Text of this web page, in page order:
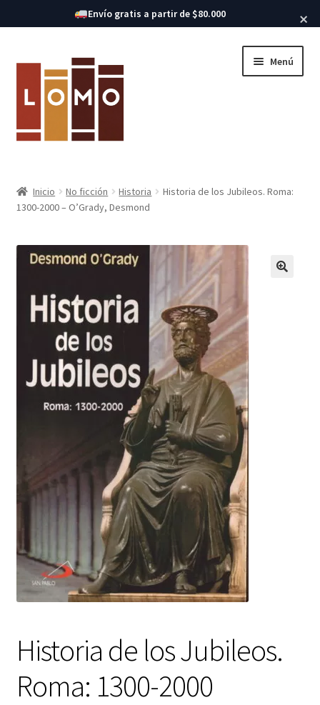
Buscar libros
Envío gratis a partir de $80.000 ×
la
navegación
contenido
Menú
Libros
hijo
Inicio No ficción Historia
Historia de los Jubileos. Roma:
1300-2000 – O’Grady, Desmond
Historia de los Jubileos.
Roma: 1300-2000